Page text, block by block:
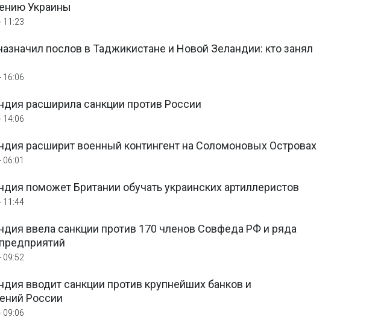
Украины
11:23
послов в Таджикистане и Новой Зеландии: кто занял
16:06
расширила санкции против России
14:06
расширит военный контингент на Соломоновых Островах
06:01
поможет Британии обучать украинских артиллеристов
11:44
ввела санкции против 170 членов Совфеда РФ и ряда
09:52
вводит санкции против крупнейших банков и
России
09:06